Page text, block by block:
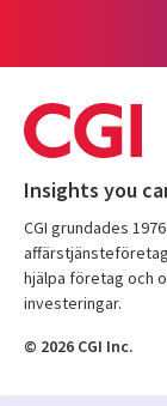
Insights you
CGI grundades
hjälpa företag och
investeringar.
© 2026 CGI Inc.